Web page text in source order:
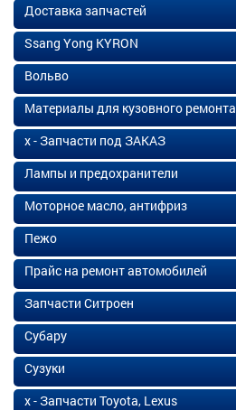
Доставка запчастей
Ssang Yong KYRON
Вольво
Материалы для кузовного ремонта
х - Запчасти под ЗАКАЗ
Лампы и предохранители
Моторное масло, антифриз
Пежо
Прайс на ремонт автомобилей
Запчасти Ситроен
Субару
Сузуки
х - Запчасти Toyota, Lexus